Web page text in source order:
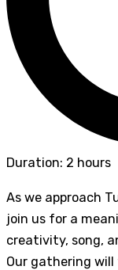
Duration: 2 hours
As we approach
join us for a
creativity, song,
Our gathering will